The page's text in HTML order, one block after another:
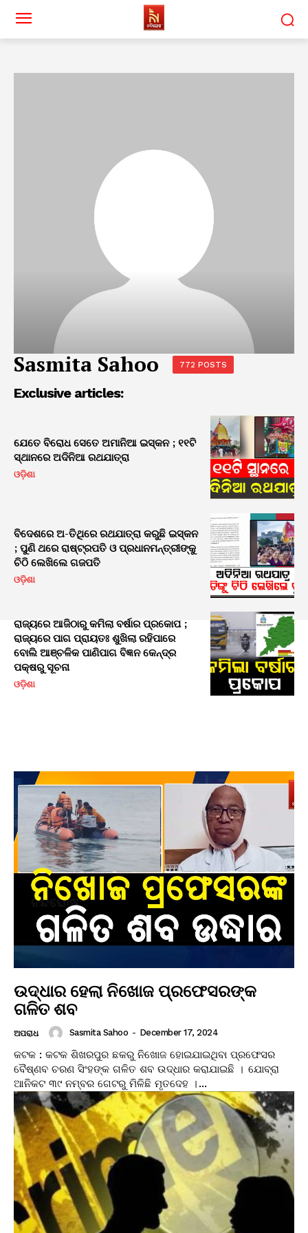
Sasmita Sahoo 772 POSTS
Exclusive articles:
ଯେତେ ବିରୋଧ ସେତେ ଅମାନିଆ ଇସ୍କନ ; ୧୧ଟି
ସ୍ଥାନରେ ଅଦିନିଆ ରଥଯାତ୍ରା
ଓଡ଼ିଶା
ବିଦେଶରେ ଅ-ତିଥିରେ ରଥଯାତ୍ରା କରୁଛି ଇସ୍କନ
; ପୁଣି ଥରେ ରାଷ୍ଟ୍ରପତି ଓ ପ୍ରଧାନମନ୍ତ୍ରୀଙ୍କୁ
ଚିଠି ଲେଖିଲେ ଗଜପତି
ଓଡ଼ିଶା
ରାଜ୍ୟରେ ଆଜିଠାରୁ କମିଲା ବର୍ଷାର ପ୍ରକୋପ ;
ରାଜ୍ୟରେ ପାଗ ପ୍ରାୟତଃ ଶୁଖିଲା ରହିପାରେ
ବୋଲି ଆଞ୍ଚଳିକ ପାଣିପାଗ ବିଜ୍ଞନ କେନ୍ଦ୍ର
ପକ୍ଷରୁ ସୂଚନା
ଓଡ଼ିଶା
ଉଦ୍ଧାର ହେଲା ନିଖୋଜ ପ୍ରଫେସରଙ୍କ
ଗଳିତ ଶବ
ଅପରାଧ Sasmita Sahoo - December 17, 2024
କଟକ : କଟକ ଶିଖରପୁର ଛକରୁ ନିଖୋଜ ହୋଇଯାଇଥିବା ପ୍ରଫେସର
ବୈଷ୍ଣବ ଚରଣ ସିଂହଙ୍କ ଗଳିତ ଶବ ଉଦ୍ଧାର କରାଯାଇଛି । ଯୋବ୍ରା
ଆନିକଟ ୩୯ ନମ୍ବର ଗେଟରୁ ମିଳିଛି ମୃତଦେହ ।...